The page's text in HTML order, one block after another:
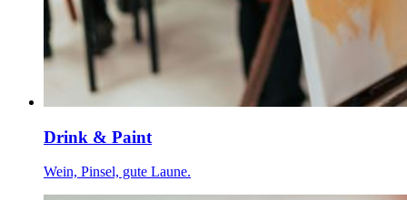
Drink & Paint
Wein, Pinsel, gute Laune.